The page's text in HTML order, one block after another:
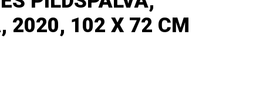
2020, 102 X 72 CM